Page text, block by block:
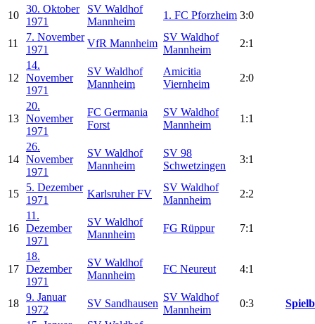
10
30. Oktober
1971
SV Waldhof
Mannheim
1. FC Pforzheim 3:0
11
7. November
1971
VfR Mannheim
SV Waldhof
Mannheim
2:1
12
14.
November
1971
SV Waldhof
Mannheim
Amicitia
Viernheim
2:0
13
20.
November
1971
FC Germania
Forst
SV Waldhof
Mannheim
1:1
14
26.
November
1971
SV Waldhof
Mannheim
SV 98
Schwetzingen
3:1
15
5. Dezember
1971
Karlsruher FV
SV Waldhof
Mannheim
2:2
16
11.
Dezember
1971
SV Waldhof
Mannheim
FG Rüppur 7:1
17
18.
Dezember
1971
SV Waldhof
Mannheim
FC Neureut 4:1
18
9. Januar
1972
SV Sandhausen
SV Waldhof
Mannheim
0:3